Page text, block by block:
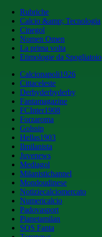
Rubriche
Calcio &amp; Tecnologia
Cinegol
Nomen Omen
La prima volta
Etimologie da Spogliatoio
Calcionapoli1926
Cittaceleste
Derbyderbyderby
Fantamagazine
FCInter1908
Forzaroma
Golssip
Hellas1903
Ilmilanista
Juvenews
Mediagol
Milanistichannel
Mondoudinese
Notiziecalciomercato
Numericalcio
Padovasport
Pianetamilan
SOS Fanta